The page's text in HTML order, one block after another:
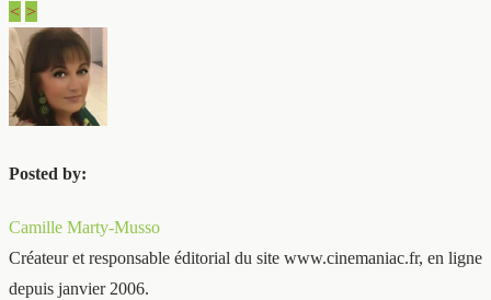
< >
Posted by:
Camille Marty-Musso
Créateur et responsable éditorial du site www.cinemaniac.fr, en ligne
depuis janvier 2006.